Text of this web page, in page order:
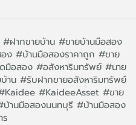
ฝากขายบ้าน #ขายบ้านมือสอง
ง #บ้านมือสองราคาถูก #ขาย
มือสอง #อสังหาริมทรัพย์ #นาย
าน #รับฝากขายอสังหาริมทรัพย์
#KaideeAsset #ขาย
านมือสองนนทบุรี #บ้านมือสอง